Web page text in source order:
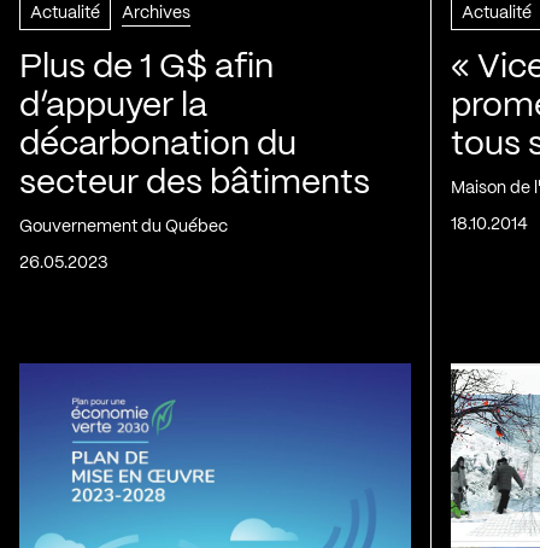
Actualité Archives
Plus de 1 G$ afin
d’appuyer la
décarbonation du
secteur des bâtiments
Gouvernement du Québec
26.05.2023
Actualité
«
tous
Maison de
18.10.2014